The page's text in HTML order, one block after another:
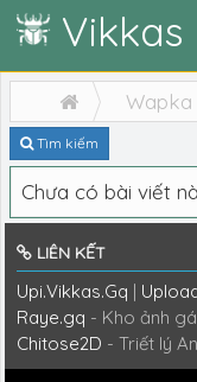
Vikkas
Wapka
Tìm kiếm
Chưa có bài viết
LIÊN KẾT
Upi.Vikkas.Gq |
Raye.gq - Kho ảnh
Chitose2D - Triết lý